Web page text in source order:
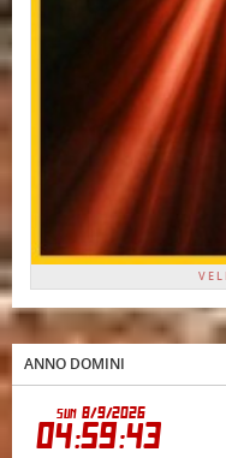
V E L
ANNO DOMINI